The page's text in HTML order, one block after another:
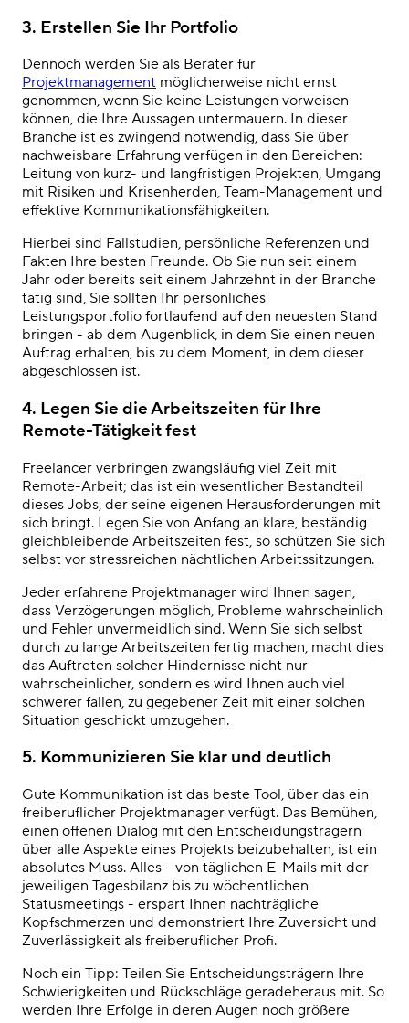
3. Erstellen Sie Ihr Portfolio
Dennoch werden Sie als Berater für
Projektmanagement möglicherweise nicht ernst
genommen, wenn Sie keine Leistungen vorweisen
können, die Ihre Aussagen untermauern. In dieser
Branche ist es zwingend notwendig, dass Sie über
nachweisbare Erfahrung verfügen in den Bereichen:
Leitung von kurz- und langfristigen Projekten, Umgang
mit Risiken und Krisenherden, Team-Management und
effektive Kommunikationsfähigkeiten.
Hierbei sind Fallstudien, persönliche Referenzen und
Fakten Ihre besten Freunde. Ob Sie nun seit einem
Jahr oder bereits seit einem Jahrzehnt in der Branche
tätig sind, Sie sollten Ihr persönliches
Leistungsportfolio fortlaufend auf den neuesten Stand
bringen - ab dem Augenblick, in dem Sie einen neuen
Auftrag erhalten, bis zu dem Moment, in dem dieser
abgeschlossen ist.
4. Legen Sie die Arbeitszeiten für Ihre
Remote-Tätigkeit fest
Freelancer verbringen zwangsläufig viel Zeit mit
Remote-Arbeit; das ist ein wesentlicher Bestandteil
dieses Jobs, der seine eigenen Herausforderungen mit
sich bringt. Legen Sie von Anfang an klare, beständig
gleichbleibende Arbeitszeiten fest, so schützen Sie sich
selbst vor stressreichen nächtlichen Arbeitssitzungen.
Jeder erfahrene Projektmanager wird Ihnen sagen,
dass Verzögerungen möglich, Probleme wahrscheinlich
und Fehler unvermeidlich sind. Wenn Sie sich selbst
durch zu lange Arbeitszeiten fertig machen, macht dies
das Auftreten solcher Hindernisse nicht nur
wahrscheinlicher, sondern es wird Ihnen auch viel
schwerer fallen, zu gegebener Zeit mit einer solchen
Situation geschickt umzugehen.
5. Kommunizieren Sie klar und deutlich
Gute Kommunikation ist das beste Tool, über das ein
freiberuflicher Projektmanager verfügt. Das Bemühen,
einen offenen Dialog mit den Entscheidungsträgern
über alle Aspekte eines Projekts beizubehalten, ist ein
absolutes Muss. Alles - von täglichen E-Mails mit der
jeweiligen Tagesbilanz bis zu wöchentlichen
Statusmeetings - erspart Ihnen nachträgliche
Kopfschmerzen und demonstriert Ihre Zuversicht und
Zuverlässigkeit als freiberuflicher Profi.
Noch ein Tipp: Teilen Sie Entscheidungsträgern Ihre
Schwierigkeiten und Rückschläge geradeheraus mit. So
werden Ihre Erfolge in deren Augen noch größere